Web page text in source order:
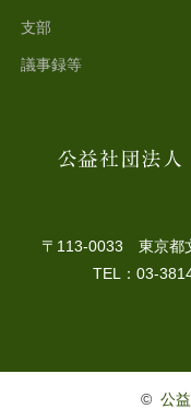
支部
議事録等
〒113-0033 東京
TEL：03-
© 公